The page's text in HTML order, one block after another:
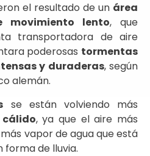
el resultado de un área
movimiento lento, que
transportadora de aire
poderosas tormentas
y duraderas, según
alemán.
se están volviendo más
, ya que el aire más
vapor de agua que está
forma de lluvia.